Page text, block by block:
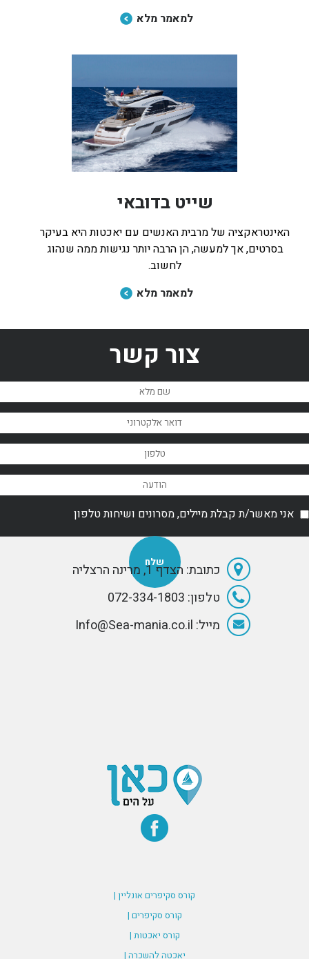
למאמר מלא
שייט בדובאי
האינטראקציה של מרבית האנשים עם יאכטות היא בעיקר
בסרטים, אך למעשה, הן הרבה יותר נגישות ממה שנהוג
לחשוב.
למאמר מלא
צור קשר
אני מאשר/ת קבלת מיילים, מסרונים ושיחות טלפון
כתובת: הצדף 1, מרינה הרצליה
טלפון: 072-334-1803
מייל: Info@Sea-mania.co.il
קורס סקיפרים אונליין |
קורס סקיפרים |
קורס יאכטות |
יאכטה להשכרה |